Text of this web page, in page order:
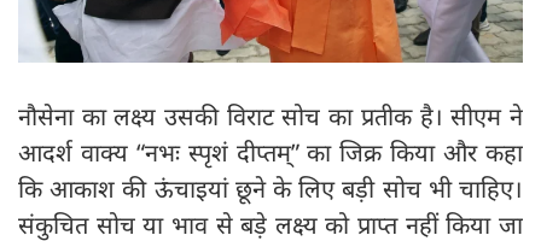
नौसेना का लक्ष्य उसकी विराट सोच का प्रतीक है। सीएम ने
आदर्श वाक्य “नभः स्पृशं दीप्तम्” का जिक्र किया और कहा
कि आकाश की ऊंचाइयां छूने के लिए बड़ी सोच भी चाहिए।
संकुचित सोच या भाव से बड़े लक्ष्य को प्राप्त नहीं किया जा